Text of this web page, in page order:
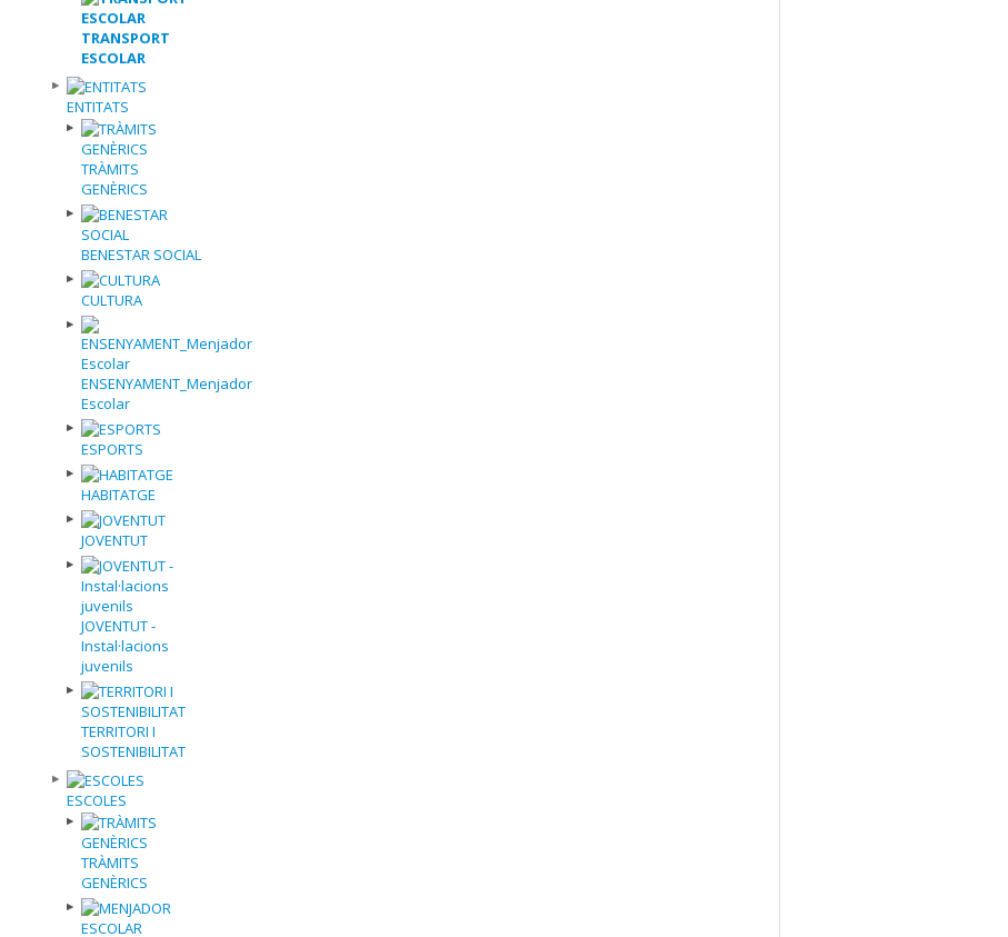
TRANSPORT
ESCOLAR
ENTITATS
TRÀMITS
GENÈRICS
BENESTAR SOCIAL
CULTURA
ENSENYAMENT_Menjador
Escolar
ESPORTS
HABITATGE
JOVENTUT
JOVENTUT -
Instal·lacions
juvenils
TERRITORI I
SOSTENIBILITAT
ESCOLES
TRÀMITS
GENÈRICS